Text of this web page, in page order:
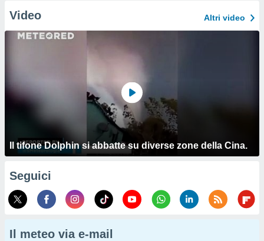
Video Altri video
Il tifone Dolphin si abbatte su diverse zone della Cina.
Seguici
Il meteo via e-mail